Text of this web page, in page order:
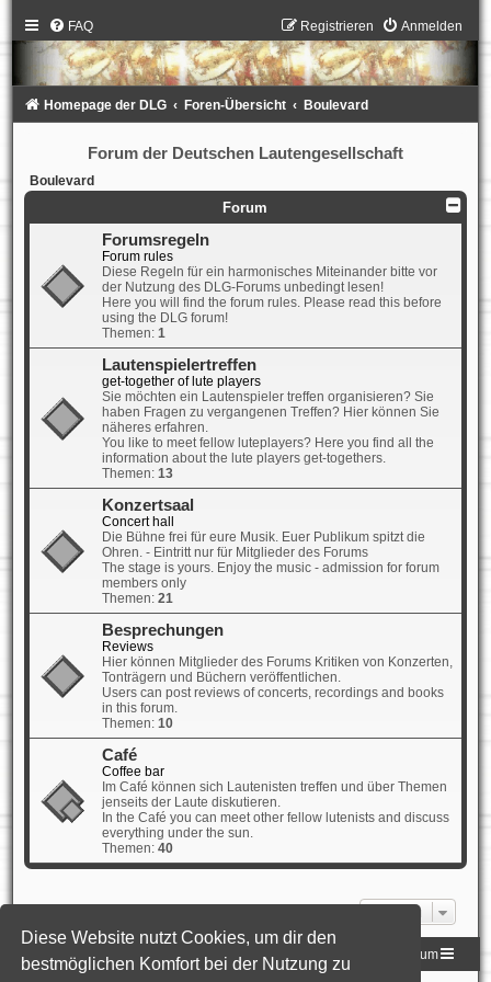
Diese Website nutzt Cookies, um dir den
bestmöglichen Komfort bei der Nutzung zu
FAQ Anmelden
Registrieren
Homepage der DLG Foren-Übersicht Boulevard
Forum der Deutschen Lautengesellschaft
Boulevard
Forum
Forumsregeln
Forum rules
Diese Regeln für ein harmonisches Miteinander bitte vor
der Nutzung des DLG-Forums unbedingt lesen!
Here you will find the forum rules. Please read this before
using the DLG forum!
Themen: 1
Lautenspielertreffen
get-together of lute players
Sie möchten ein Lautenspieler treffen organisieren? Sie
haben Fragen zu vergangenen Treffen? Hier können Sie
näheres erfahren.
You like to meet fellow luteplayers? Here you find all the
information about the lute players get-togethers.
Themen: 13
Konzertsaal
Concert hall
Die Bühne frei für eure Musik. Euer Publikum spitzt die
Ohren. - Eintritt nur für Mitglieder des Forums
The stage is yours. Enjoy the music - admission for forum
members only
Themen: 21
Besprechungen
Reviews
Hier können Mitglieder des Forums Kritiken von Konzerten,
Tonträgern und Büchern veröffentlichen.
Users can post reviews of concerts, recordings and books
in this forum.
Themen: 10
Café
Coffee bar
Im Café können sich Lautenisten treffen und über Themen
jenseits der Laute diskutieren.
In the Café you can meet other fellow lutenists and discuss
everything under the sun.
Themen: 40
Gehe zu
Homepage der DLG Foren-Übersicht Impressum